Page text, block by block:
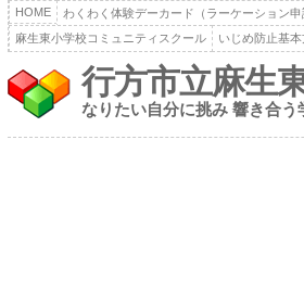
HOME わくわく体験デーカード（ラーケーション申
麻生東小学校コミュニティスクール
いじめ防止基本
行方市立麻生
なりたい自分に挑み 響き合う